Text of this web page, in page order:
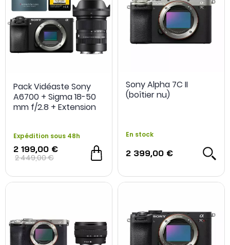
Pack Vidéaste Sony
A6700 + Sigma 18-50
mm f/2.8 + Extension
Expédition sous 48h
2 199,00 €
2 449,00 €
Sony Alpha 7C II
(boîtier nu)
En stock
2 399,00 €